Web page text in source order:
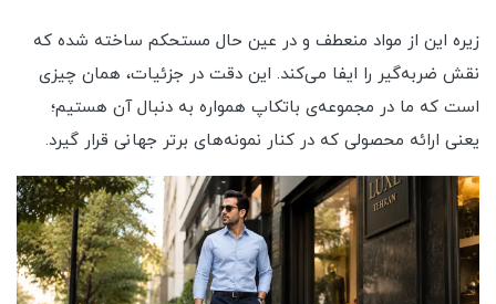
زیره این از مواد منعطف و در عین حال مستحکم ساخته شده که
نقش ضربه‌گیر را ایفا می‌کند. این دقت در جزئیات، همان چیزی
است که ما در مجموعه‌ی باتکاپ همواره به دنبال آن هستیم؛
یعنی ارائه محصولی که در کنار نمونه‌های برتر جهانی قرار گیرد.